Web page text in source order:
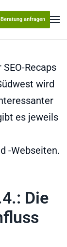
Beratung anfragen
Recaps
wird
es jeweils
-Webseiten.
Die